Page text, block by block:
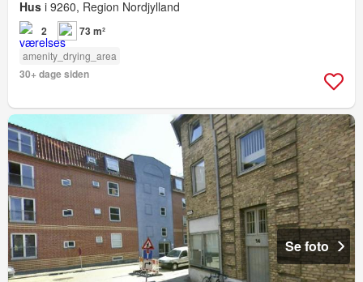
Hus i 9260, Region Nordjylland
2 73 m²
amenity_drying_area
30+ dage siden
Se foto